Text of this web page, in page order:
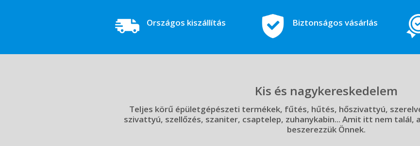
Országos kiszállítás Biztonságos vásárlás
Kis és nagykereskedelem
Teljes körű épületgépészeti termékek, fűtés, hűtés, hőszivattyú,
szivattyú, szellőzés, szaniter, csaptelep, zuhanykabin... Amit itt nem talál,
beszerezzük Önnek.